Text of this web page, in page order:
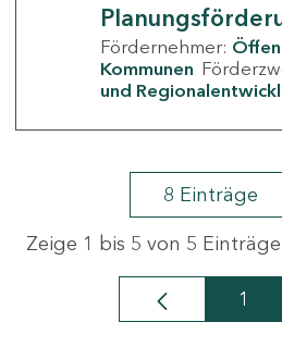
Fördernehmer:
Kommunen
und
8 Einträge
Zeige 1 bis 5 von 5
Seite
1